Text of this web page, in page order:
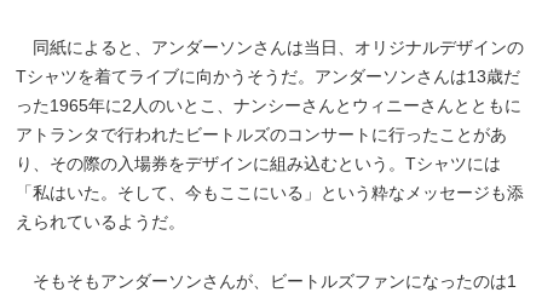
同紙によると、アンダーソンさんは当日、オリジナルデザインの
Tシャツを着てライブに向かうそうだ。アンダーソンさんは13歳だ
った1965年に2人のいとこ、ナンシーさんとウィニーさんとともに
アトランタで行われたビートルズのコンサートに行ったことがあ
り、その際の入場券をデザインに組み込むという。Tシャツには
「私はいた。そして、今もここにいる」という粋なメッセージも添
えられているようだ。
そもそもアンダーソンさんが、ビートルズファンになったのは1